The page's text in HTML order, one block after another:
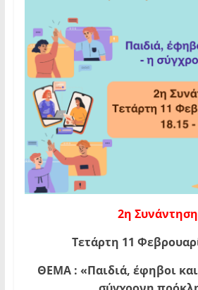
2η Συνάντηση
Τετάρτη 11
ΘΕΜΑ : «Παιδιά, έφηβοι και